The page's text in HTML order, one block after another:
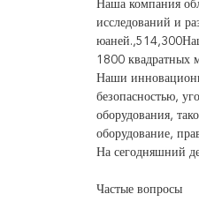
Наша компания
исследований и
1800 квадратных
Наши
безопасностью,
оборудования,
оборудование,
На сегодняшний
Частые вопросы